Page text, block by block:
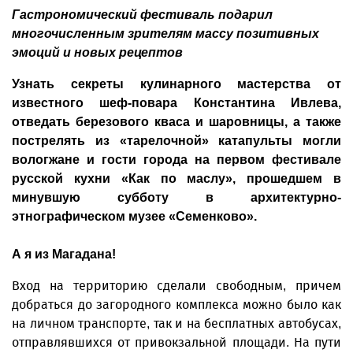
Гастрономический фестиваль подарил
многочисленным зрителям массу позитивных
эмоций и новых рецептов
Узнать секреты кулинарного мастерства от
известного шеф-повара Константина Ивлева,
отведать березового кваса и шаровницы, а также
пострелять из «тарелочной» катапульты могли
вологжане и гости города на первом фестивале
русской кухни «Как по маслу», прошедшем в
минувшую субботу в архитектурно-
этнографическом музее «Семенково».
А я из Магадана!
Вход на территорию сделали свободным, причем
добраться до загородного комплекса можно было как
на личном транспорте, так и на бесплатных автобусах,
отправлявшихся от привокзальной площади. На пути